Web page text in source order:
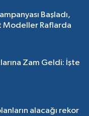
Oldu
Başladı,
Modeller Raflarda
Zam Geldi: İşte
alacağı rekor